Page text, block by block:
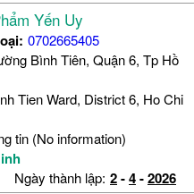
Yến Uy
0702665405
Bình Tiên, Quận 6, Tp Hồ
Tien Ward, District 6, Ho Chi
tin (No information)
Ngày thành lập: 2-4-2026